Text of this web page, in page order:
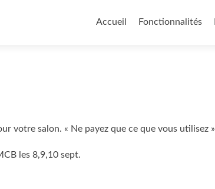
au
Accueil Fonctionnalités
votre salon. « Ne payez que ce que vous utilisez »
les 8,9,10 sept.